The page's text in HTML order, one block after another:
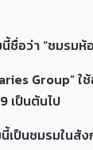
“ชมรมห้องส
Group” ใ
เป็นต้นไป
มรมในสังกัดข